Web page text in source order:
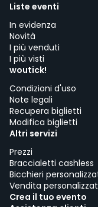
Liste eventi
In evidenza
Novità
I più venduti
I più visti
woutick!
Condizioni d'uso
Note legali
Recupera biglietti
Modifica biglietti
Altri servizi
Prezzi
Braccialetti cashless
Bicchieri
Vendita
Crea il tuo evento